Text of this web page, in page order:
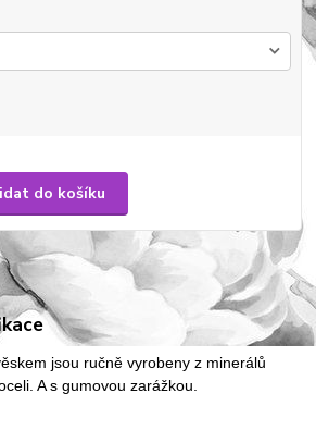
do košíku
jsou ručně vyrobeny z minerálů
A s gumovou zarážkou.